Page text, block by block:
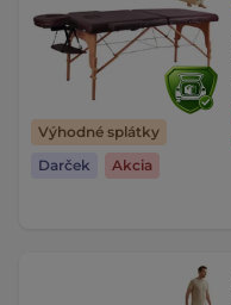
Výhodné splátky
Darček
Akcia